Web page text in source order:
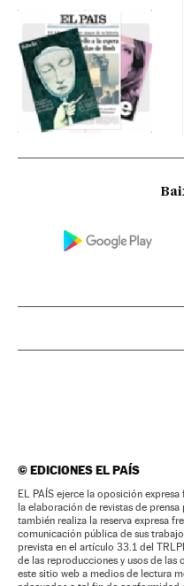
©EDICIONES EL PAÍS
EL PAÍS ejerce la oposición
la elaboración de revistas de
también realiza la reserva expresa
comunicación pública de sus
prevista en el artículo 33.1 del
de las reproducciones y usos de las
este sitio web a medios de lectura